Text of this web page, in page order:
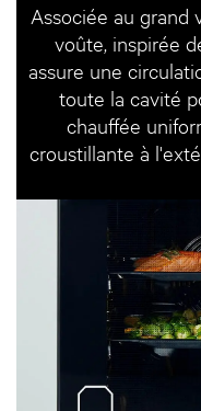
Associée au grand
voûte, inspirée
assure une
toute la cavité
chauffée
croustillante à